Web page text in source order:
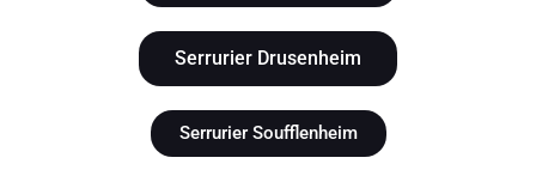
Serrurier Drusenheim
Serrurier Soufflenheim